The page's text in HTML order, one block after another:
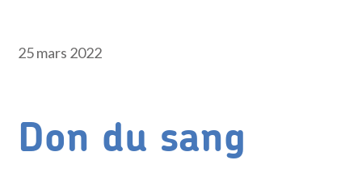
25 mars 2022
Don du sang